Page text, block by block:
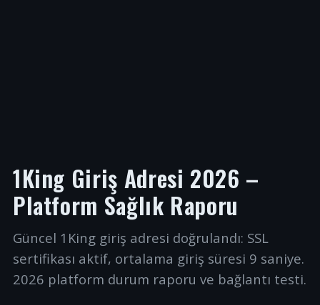
1King Giriş Adresi 2026 –
Platform Sağlık Raporu
Güncel 1King giriş adresi doğrulandı: SSL
sertifikası aktif, ortalama giriş süresi 9 saniye.
2026 platform durum raporu ve bağlantı testi.